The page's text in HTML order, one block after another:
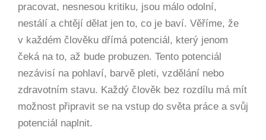
pracovat, nesnesou kritiku, jsou málo odolní,
nestálí a chtějí dělat jen to, co je baví. Věříme, že
v každém člověku dřímá potenciál, který jenom
čeká na to, až bude probuzen. Tento potenciál
nezávisí na pohlaví, barvě pleti, vzdělání nebo
zdravotním stavu. Každý člověk bez rozdílu má mít
možnost připravit se na vstup do světa práce a svůj
potenciál naplnit.